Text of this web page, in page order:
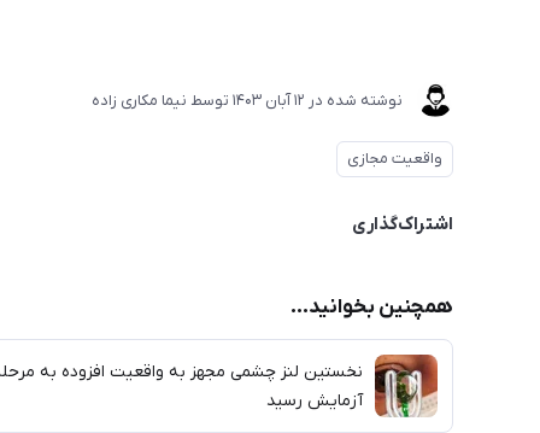
نوشته شده در 12 آبان 1403 توسط نیما مکاری زاده
واقعیت مجازی
اشتراک‌گذاری
همچنین بخوانید...
نخستین لنز چشمی مجهز به واقعیت افزوده به
آزمایش رسید